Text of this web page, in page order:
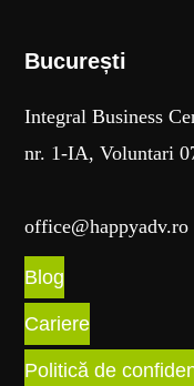
București​
Integral Business
nr. 1-IA, Voluntari
office@happyadv.ro
Blog
Cariere
Politică de